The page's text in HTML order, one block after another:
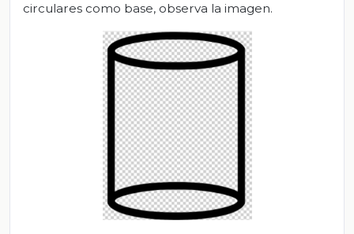
circulares como base, observa la imagen.